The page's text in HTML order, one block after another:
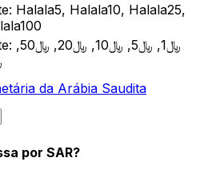
Halala5, Halala10, Halala25,
﷼1, ﷼5, ﷼10, ﷼20, ﷼50,
da Arábia Saudita
por SAR?